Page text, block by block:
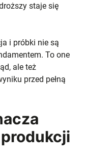
staje się
i próbki nie są
To one
ale też
przed pełną